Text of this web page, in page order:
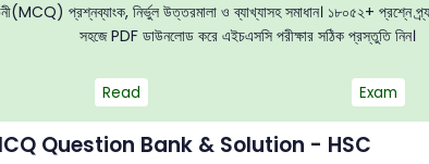
প্রশ্নব্যাংক, নির্ভুল উত্তরমালা ও ব্যাখ্যাসহ সমাধান। ১৮০৫২+ প্রশ্নে
সহজে PDF ডাউনলোড করে এইচএসসি পরীক্ষার সঠিক প্রস্তুতি নিন।
Read Exam
Question Bank & Solution - HSC